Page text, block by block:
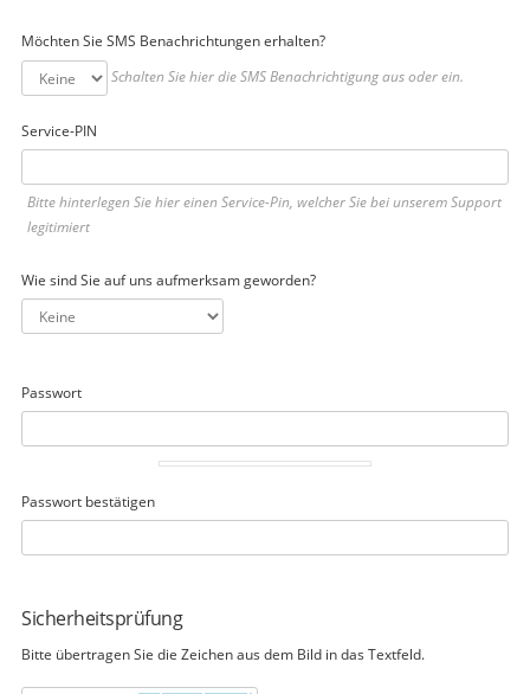
Möchten Sie SMS Benachrichtungen erhalten?
Schalten Sie hier die SMS Benachrichtigung aus oder ein.
Service-PIN
Bitte hinterlegen Sie hier einen Service-Pin, welcher Sie bei unserem Support
legitimiert
Wie sind Sie auf uns aufmerksam geworden?
Passwort
Passwort bestätigen
Sicherheitsprüfung
Bitte übertragen Sie die Zeichen aus dem Bild in das Textfeld.